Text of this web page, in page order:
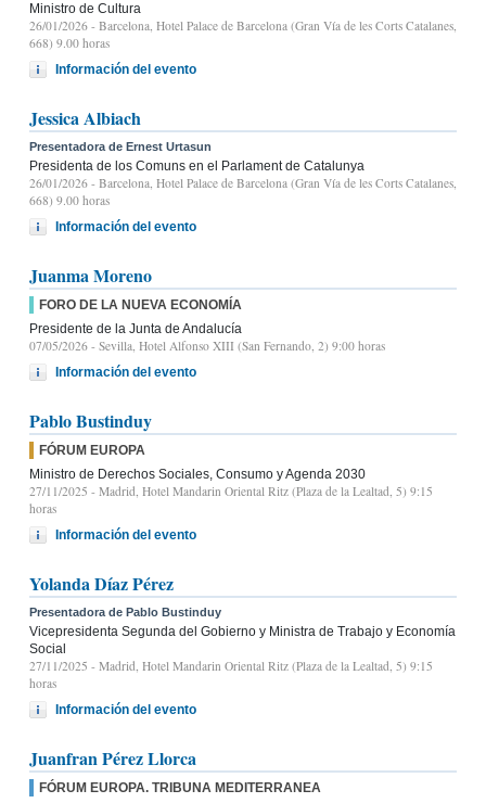
Ministro de Cultura
26/01/2026 - Barcelona, Hotel Palace de Barcelona (Gran Vía de les Corts Catalanes,
668) 9.00 horas
Información del evento
Jessica Albiach
Presentadora de Ernest Urtasun
Presidenta de los Comuns en el Parlament de Catalunya
26/01/2026 - Barcelona, Hotel Palace de Barcelona (Gran Vía de les Corts Catalanes,
668) 9.00 horas
Información del evento
Juanma Moreno
FORO DE LA NUEVA ECONOMÍA
Presidente de la Junta de Andalucía
07/05/2026 - Sevilla, Hotel Alfonso XIII (San Fernando, 2) 9:00 horas
Información del evento
Pablo Bustinduy
FÓRUM EUROPA
Ministro de Derechos Sociales, Consumo y Agenda 2030
27/11/2025 - Madrid, Hotel Mandarin Oriental Ritz (Plaza de la Lealtad, 5) 9:15
horas
Información del evento
Yolanda Díaz Pérez
Presentadora de Pablo Bustinduy
Vicepresidenta Segunda del Gobierno y Ministra de Trabajo y Economía
Social
27/11/2025 - Madrid, Hotel Mandarin Oriental Ritz (Plaza de la Lealtad, 5) 9:15
horas
Información del evento
Juanfran Pérez Llorca
FÓRUM EUROPA. TRIBUNA MEDITERRANEA